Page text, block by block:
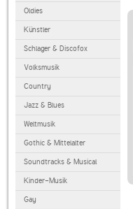
Oldies
Künstler
Schlager & Discofox
Volksmusik
Country
Jazz & Blues
Weltmusik
Gothic & Mittelalter
Soundtracks & Musical
Kinder-Musik
Gay